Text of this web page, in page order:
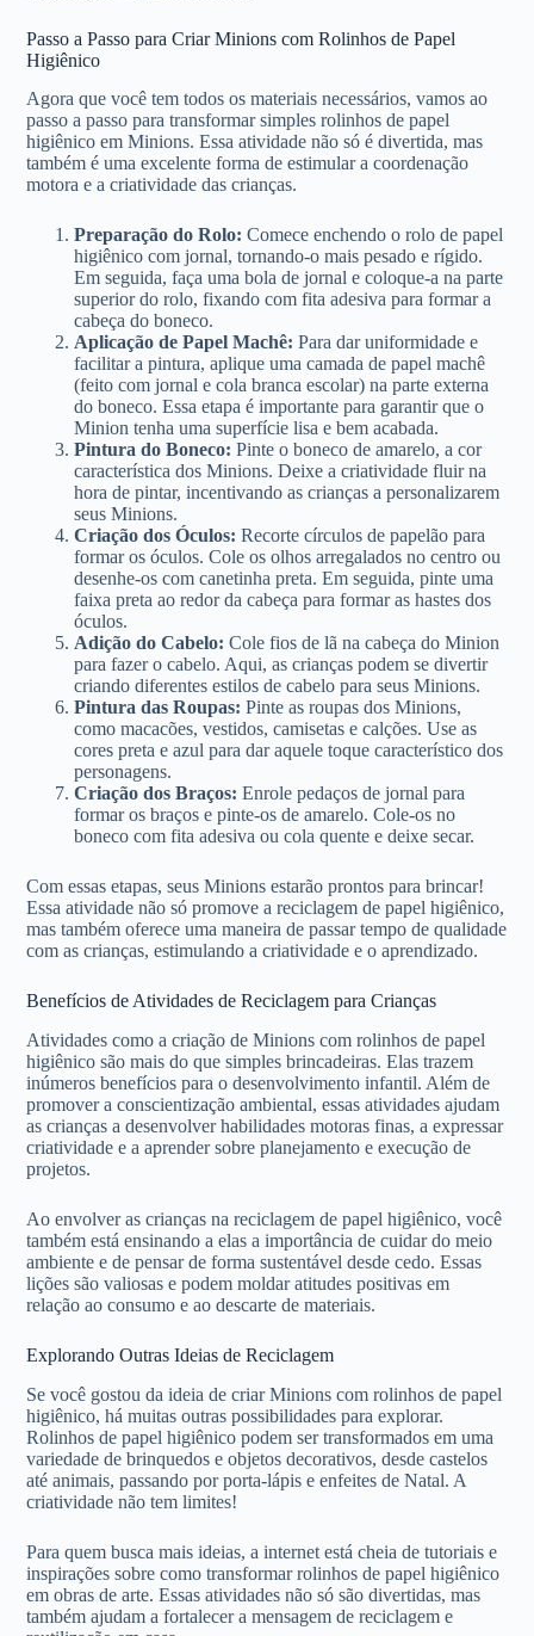
Passo a Passo para Criar Minions com Rolinhos de Papel
Higiênico
Agora que você tem todos os materiais necessários, vamos ao
passo a passo para transformar simples rolinhos de papel
higiênico em Minions. Essa atividade não só é divertida, mas
também é uma excelente forma de estimular a coordenação
motora e a criatividade das crianças.
Preparação do Rolo: Comece enchendo o rolo de papel
higiênico com jornal, tornando-o mais pesado e rígido.
Em seguida, faça uma bola de jornal e coloque-a na parte
superior do rolo, fixando com fita adesiva para formar a
cabeça do boneco.
Aplicação de Papel Machê: Para dar uniformidade e
facilitar a pintura, aplique uma camada de papel machê
(feito com jornal e cola branca escolar) na parte externa
do boneco. Essa etapa é importante para garantir que o
Minion tenha uma superfície lisa e bem acabada.
Pintura do Boneco: Pinte o boneco de amarelo, a cor
característica dos Minions. Deixe a criatividade fluir na
hora de pintar, incentivando as crianças a personalizarem
seus Minions.
Criação dos Óculos: Recorte círculos de papelão para
formar os óculos. Cole os olhos arregalados no centro ou
desenhe-os com canetinha preta. Em seguida, pinte uma
faixa preta ao redor da cabeça para formar as hastes dos
óculos.
Adição do Cabelo: Cole fios de lã na cabeça do Minion
para fazer o cabelo. Aqui, as crianças podem se divertir
criando diferentes estilos de cabelo para seus Minions.
Pintura das Roupas: Pinte as roupas dos Minions,
como macacões, vestidos, camisetas e calções. Use as
cores preta e azul para dar aquele toque característico dos
personagens.
Criação dos Braços: Enrole pedaços de jornal para
formar os braços e pinte-os de amarelo. Cole-os no
boneco com fita adesiva ou cola quente e deixe secar.
Com essas etapas, seus Minions estarão prontos para brincar!
Essa atividade não só promove a reciclagem de papel higiênico,
mas também oferece uma maneira de passar tempo de qualidade
com as crianças, estimulando a criatividade e o aprendizado.
Benefícios de Atividades de Reciclagem para Crianças
Atividades como a criação de Minions com rolinhos de papel
higiênico são mais do que simples brincadeiras. Elas trazem
inúmeros benefícios para o desenvolvimento infantil. Além de
promover a conscientização ambiental, essas atividades ajudam
as crianças a desenvolver habilidades motoras finas, a expressar
criatividade e a aprender sobre planejamento e execução de
projetos.
Ao envolver as crianças na reciclagem de papel higiênico, você
também está ensinando a elas a importância de cuidar do meio
ambiente e de pensar de forma sustentável desde cedo. Essas
lições são valiosas e podem moldar atitudes positivas em
relação ao consumo e ao descarte de materiais.
Explorando Outras Ideias de Reciclagem
Se você gostou da ideia de criar Minions com rolinhos de papel
higiênico, há muitas outras possibilidades para explorar.
Rolinhos de papel higiênico podem ser transformados em uma
variedade de brinquedos e objetos decorativos, desde castelos
até animais, passando por porta-lápis e enfeites de Natal. A
criatividade não tem limites!
Para quem busca mais ideias, a internet está cheia de tutoriais e
inspirações sobre como transformar rolinhos de papel higiênico
em obras de arte. Essas atividades não só são divertidas, mas
também ajudam a fortalecer a mensagem de reciclagem e